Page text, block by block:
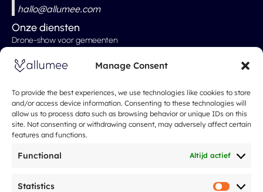
Manage Consent
To provide the best experiences, we use technologies like cookies to store
and/or access device information. Consenting to these technologies will
allow us to process data such as browsing behavior or unique IDs on this
site. Not consenting or withdrawing consent, may adversely affect certain
features and functions.
Functional Altijd actief
Statistics
hallo@allumee.com
Onze diensten
Drone-show voor gemeenten
Professionele drone-show
Droneshow voor bruiloften
Droneshow voor evenementen
Kerstshow
Onze tarieven
Over
Spectacle de drones
Ze praten over ons